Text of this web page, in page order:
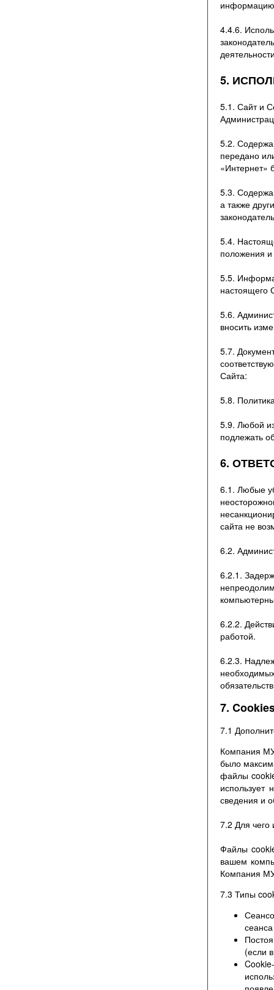
информацию
4.4.6.
5.
5.1. Сайт и
5.2.
передано
«Интернет»
5.3.
а также
5.4.
положения и
5.5.
настоящего
5.6.
вносить
5.7.
Сайта:
5.8.
5.9. Любой
подлежать
6.
6.1. Любые
сайта не
6.2.
6.2.1.
6.2.2.
работой.
6.2.3.
7.
7.1
Компания
было
файлы
сведения и
7.2 Для чего
Файлы
вашем
Компания
7.3 Типы
(если